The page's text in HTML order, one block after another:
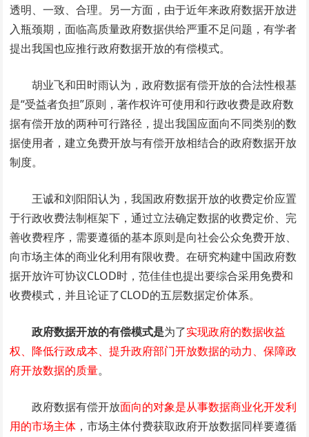
透明、一致、合理。另一方面，由于近年来政府数据开放进
入瓶颈期，面临高质量政府数据供给严重不足问题，有学者
提出我国也应推行政府数据开放的有偿模式。
胡业飞和田时雨认为，政府数据有偿开放的合法性根基
是“受益者负担”原则，著作权许可使用和行政收费是政府数
据有偿开放的两种可行路径，提出我国应面向不同类别的数
据使用者，建立免费开放与有偿开放相结合的政府数据开放
制度。
王诚和刘阳阳认为，我国政府数据开放的收费定价应置
于行政收费法制框架下，通过立法确定数据的收费定价、完
善收费程序，需要遵循的基本原则是向社会公众免费开放、
向市场主体的商业化利用有限收费。在研究构建中国政府数
据开放许可协议CLOD时，范佳佳也提出要综合采用免费和
收费模式，并且论证了CLOD的五层数据定价体系。
政府数据开放的有偿模式是为了实现政府的数据收益
权、降低行政成本、提升政府部门开放数据的动力、保障政
府开放数据的质量。
政府数据有偿开放面向的对象是从事数据商业化开发利
用的市场主体 ，市场主体付费获取政府开放数据同样要遵循